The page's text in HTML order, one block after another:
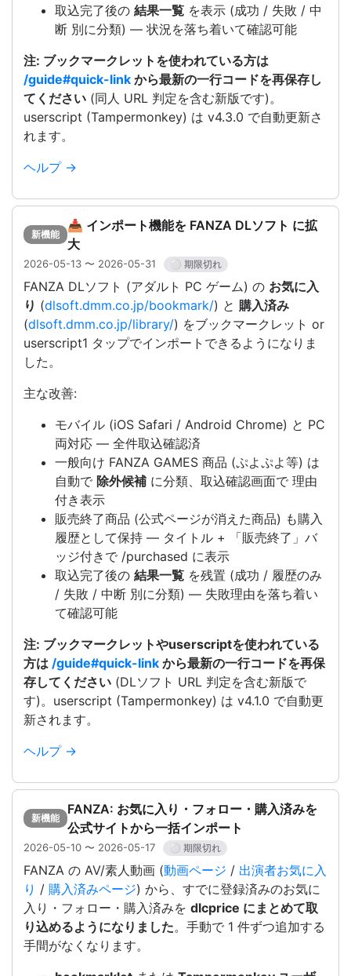
取込完了後の 結果一覧 を表示 (成功 / 失敗 / 中
断 別に分類) — 状況を落ち着いて確認可能
注: ブックマークレットを使われている方は
/guide#quick-link から最新の一行コードを再保存し
てください (同人 URL 判定を含む新版です)。
userscript (Tampermonkey) は v4.3.0 で自動更新さ
れます。
ヘルプ →
新機能
📥 インポート機能を FANZA DLソフト に拡
大
2026-05-13 〜 2026-05-31 ⚪ 期限切れ
FANZA DLソフト (アダルト PC ゲーム) の お気に入
り (dlsoft.dmm.co.jp/bookmark/) と 購入済み
(dlsoft.dmm.co.jp/library/) をブックマークレット or
userscript1 タップでインポートできるようになりま
した。
主な改善:
モバイル (iOS Safari / Android Chrome) と PC
両対応 — 全件取込確認済
一般向け FANZA GAMES 商品 (ぷよぷよ等) は
自動で 除外候補 に分類、取込確認画面で 理由
付き表示
販売終了商品 (公式ページが消えた商品) も購入
履歴として保持 — タイトル + 「販売終了」バ
ッジ付きで /purchased に表示
取込完了後の 結果一覧 を残置 (成功 / 履歴のみ
/ 失敗 / 中断 別に分類) — 失敗理由を落ち着い
て確認可能
注: ブックマークレットやuserscriptを使われている
方は /guide#quick-link から最新の一行コードを再保
存してください (DLソフト URL 判定を含む新版で
す)。userscript (Tampermonkey) は v4.1.0 で自動更
新されます。
ヘルプ →
新機能
FANZA: お気に入り・フォロー・購入済みを
公式サイトから一括インポート
2026-05-10 〜 2026-05-17 ⚪ 期限切れ
FANZA の AV/素人動画 (動画ページ / 出演者お気に入
り / 購入済みページ) から、すでに登録済みのお気に
入り・フォロー・購入済みを dlcprice にまとめて取
り込めるようになりました。手動で 1 件ずつ追加する
手間がなくなります。